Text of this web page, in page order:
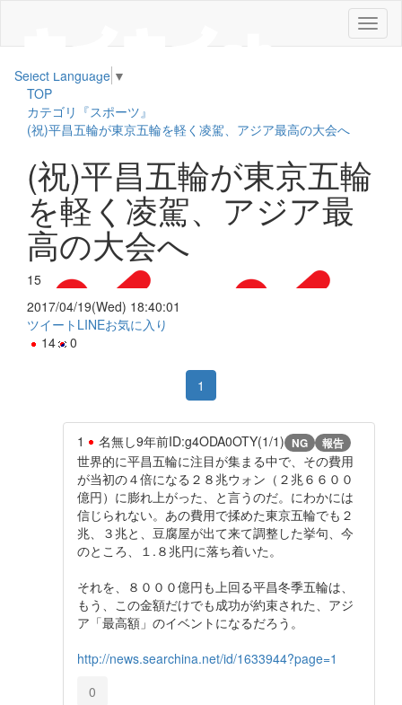
メ
ニ
Select Language ▼
TOP
カテゴリ『スポーツ』
(祝)平昌五輪が東京五輪を軽く凌駕、アジア最高の大会へ
(祝)平昌五輪が東京五輪
を軽く凌駕、アジア最
高の大会へ
15
2017/04/19(Wed) 18:40:01
ツイート LINEお気に入り
14
0
1
1 名無し9年前ID:g4ODA0OTY(1/1) NG 報告
世界的に平昌五輪に注目が集まる中で、その費用
が当初の４倍になる２８兆ウォン（２兆６６００
億円）に膨れ上がった、と言うのだ。にわかには
信じられない。あの費用で揉めた東京五輪でも２
兆、３兆と、豆腐屋が出て来て調整した挙句、今
のところ、１.８兆円に落ち着いた。
それを、８０００億円も上回る平昌冬季五輪は、
もう、この金額だけでも成功が約束された、アジ
ア「最高額」のイベントになるだろう。
http://news.searchina.net/id/1633944?page=1
0